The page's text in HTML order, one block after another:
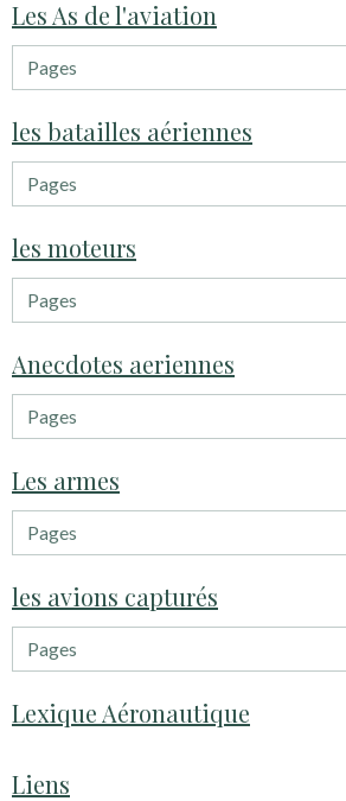
Les As de l'aviation
les batailles aériennes
les moteurs
Anecdotes aeriennes
Les armes
les avions capturés
Lexique Aéronautique
Liens